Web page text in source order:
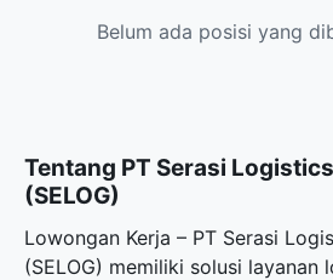
Belum ada posisi yang
Tentang PT Serasi
(SELOG)
Lowongan Kerja – PT Serasi
(SELOG) memiliki solusi layanan